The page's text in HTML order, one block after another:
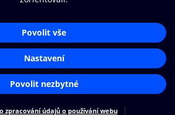
údajů
Aplikace O2 Knihovna
Čti a poslouchej své e-knihy a
audioknihy rychleji a pohodlněji.